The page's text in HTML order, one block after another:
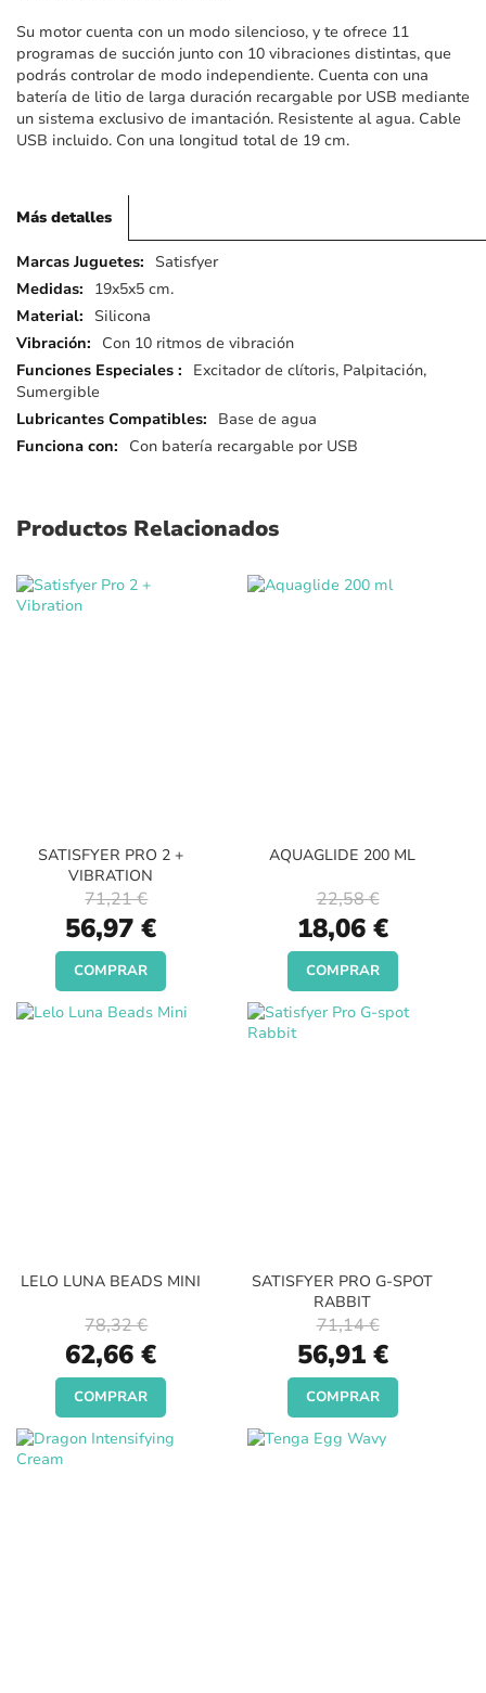
Su motor cuenta con un modo silencioso, y te ofrece 11
programas de succión junto con 10 vibraciones distintas, que
podrás controlar de modo independiente. Cuenta con una
batería de litio de larga duración recargable por USB mediante
un sistema exclusivo de imantación. Resistente al agua. Cable
USB incluido. Con una longitud total de 19 cm.
Más detalles
Más
detalles
Satisfyer
19x5x5 cm.
Silicona
Con 10 ritmos de vibración
Excitador de clítoris, Palpitación,
Sumergible
Base de agua
Con batería recargable por USB
Productos Relacionados
SATISFYER PRO 2 +
VIBRATION
Special
Price
56,97 €
71,21 €
COMPRAR
AQUAGLIDE 200 ML
Special
Price
18,06 €
22,58 €
COMPRAR
LELO LUNA BEADS MINI
Special
Price
62,66 €
78,32 €
COMPRAR
SATISFYER PRO G-SPOT
RABBIT
Special
Price
56,91 €
71,14 €
COMPRAR